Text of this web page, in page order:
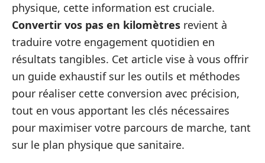
physique, cette information est cruciale.
Convertir vos pas en kilomètres revient à
traduire votre engagement quotidien en
résultats tangibles. Cet article vise à vous offrir
un guide exhaustif sur les outils et méthodes
pour réaliser cette conversion avec précision,
tout en vous apportant les clés nécessaires
pour maximiser votre parcours de marche, tant
sur le plan physique que sanitaire.